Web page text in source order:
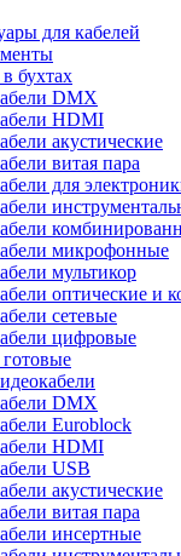
для кабелей
бухтах
DMX
HDMI
акустические
витая пара
для
микрофонные
мультикор
оптические и
сетевые
цифровые
DMX
Euroblock
HDMI
USB
акустические
витая пара
инсертные